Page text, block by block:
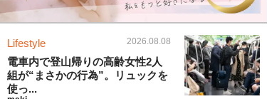
Lifestyle 2026.08.08
電車内で登山帰りの高齢女性2人
組が“まさかの行為”。リュックを
使っ...